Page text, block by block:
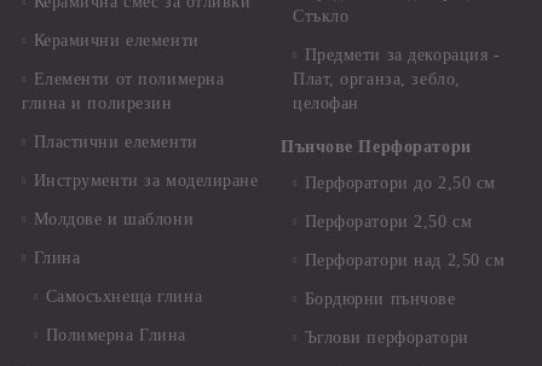
Керамични елементи
Елементи от полимерна
глина и полирезин
Пластични елементи
Инструменти за моделиране
Молдове и шаблони
Глина
Самосъхнеща глина
Полимерна Глина
Стъкло
Предмети за декорация -
Плат, органза, зебло,
целофан
Пънчове Перфоратори
Перфоратори до 2,50 см
Перфоратори 2,50 см
Перфоратори над 2,50 см
Бордюрни пънчове
Ъглови перфоратори